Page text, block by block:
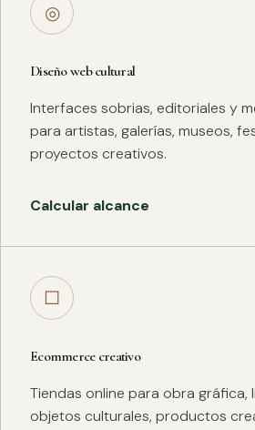
◎
Diseño web cultural
Interfaces sobrias, editoriales y
para artistas, galerías, museos,
proyectos creativos.
Calcular alcance
□
Ecommerce creativo
Tiendas online para obra gráfica,
objetos culturales, productos